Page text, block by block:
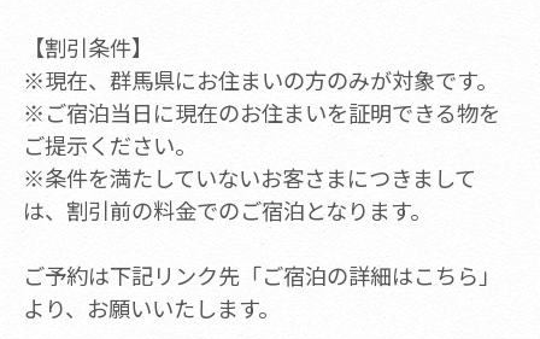
【割引条件】
※現在、群馬県にお住まいの方のみが対象です。
※ご宿泊当日に現在のお住まいを証明できる物を
ご提示ください。
※条件を満たしていないお客さまにつきまして
は、割引前の料金でのご宿泊となります。
ご予約は下記リンク先「ご宿泊の詳細はこちら」
より、お願いいたします。